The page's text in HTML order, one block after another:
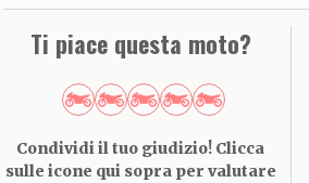
Ti piace questa moto?
Condividi il tuo giudizio! Clicca
sulle icone qui sopra per valutare